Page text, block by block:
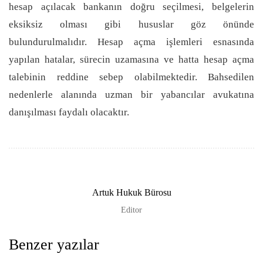
hesap açılacak bankanın doğru seçilmesi, belgelerin
eksiksiz olması gibi hususlar göz önünde
bulundurulmalıdır. Hesap açma işlemleri esnasında
yapılan hatalar, sürecin uzamasına ve hatta hesap açma
talebinin reddine sebep olabilmektedir. Bahsedilen
nedenlerle alanında uzman bir yabancılar avukatına
danışılması faydalı olacaktır.
Artuk Hukuk Bürosu
Editor
Benzer yazılar